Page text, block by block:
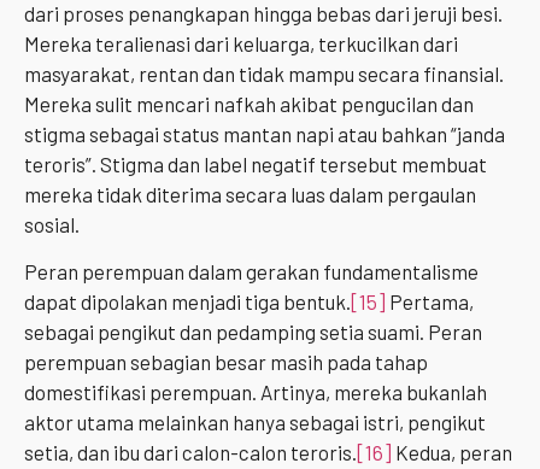
dari proses penangkapan hingga bebas dari jeruji besi.
Mereka teralienasi dari keluarga, terkucilkan dari
masyarakat, rentan dan tidak mampu secara finansial.
Mereka sulit mencari nafkah akibat pengucilan dan
stigma sebagai status mantan napi atau bahkan “janda
teroris”. Stigma dan label negatif tersebut membuat
mereka tidak diterima secara luas dalam pergaulan
sosial.
Peran perempuan dalam gerakan fundamentalisme
dapat dipolakan menjadi tiga bentuk.[15] Pertama,
sebagai pengikut dan pedamping setia suami. Peran
perempuan sebagian besar masih pada tahap
domestifikasi perempuan. Artinya, mereka bukanlah
aktor utama melainkan hanya sebagai istri, pengikut
setia, dan ibu dari calon-calon teroris.[16] Kedua, peran